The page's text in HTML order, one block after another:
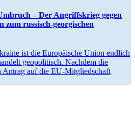
– Der Angriffs­krieg gegen
zum russisch-georgi­schen
ist die Europäische Union endlich
geopo­li­tisch. Nachdem die
Antrag auf die EU-Mitglie­d­­schaft